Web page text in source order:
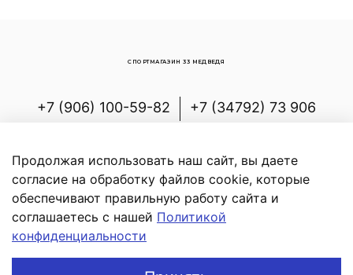
В корзину
+7 (906) 100-59-82
+7 (34792) 73 906
Белорецкий р-н, с.Новоабзаково, ул.
Энергетиков, д.7
СПОРТМАГАЗИН 33 МЕДВЕДЯ
Продолжая использовать наш сайт, вы даете
согласие на обработку файлов cookie, которые
обеспечивают правильную работу сайта и
соглашаетесь с нашей Политикой
конфиденциальности